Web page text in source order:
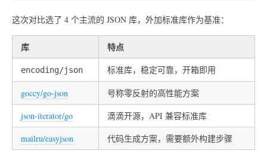
这次对比选了 4 个主流的 JSON 库，外加标准库作为基准：
库 特点
encoding/json 标准库，稳定可靠，开箱即用
goccy/go-json
号称零反射的高性能方案
json-iterator/go
滴滴开源，API 兼容标准库
mailru/easyjson
代码生成方案，需要额外构建步骤